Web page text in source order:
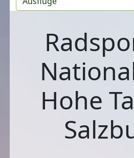
Hohe